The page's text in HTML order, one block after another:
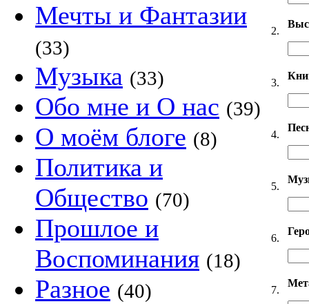
Мечты и Фантазии
(33)
Музыка (33)
Обо мне и О нас (39)
О моём блоге (8)
Политика и
Общество (70)
Прошлое и
Воспоминания (18)
Разное (40)
2.
3.
4.
5.
6.
7.